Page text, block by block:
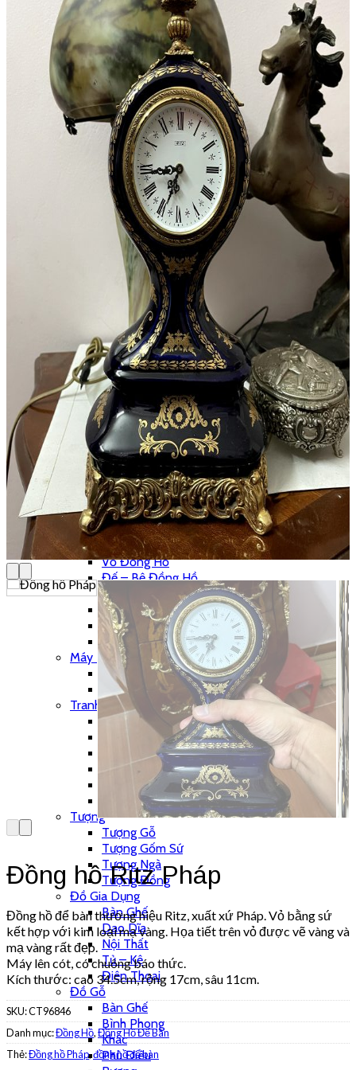
Âu – Bát
Bộ Ấm Chén
Bộ Ly Pha Lê
Lọ Hoa
Đèn Pha Lê
Đèn
Đèn Tiffani
Đèn 3 Dây
Đèn Bàn
Đèn Cây
Đèn Chùm
Đèn Dầu
Đèn Tường
Đèn Tượng
Chân Đèn
Lam Đèn Dầu
Ấm Chén – Âu Đồng
Bàn Kệ Đồng
Bình Lọ Đồng
Chân Nến
Hộp Trang Sức
Phù Điêu
Thánh Giá
Tượng Đồng
Đồ Đồng Khác
Đôn Đồng
Bộ Chân Nến
Chân Nến Đồng
Đồng Hồ
Bộ 3 Món
Bộ Đếm Piano
Chưa Phân Loại
Phong Vũ Biểu
Phù Điêu
Vỏ Đồng Hồ
Đế – Bệ Đồng Hồ
Đồng Hồ Cây – Tủ
Đồng Hồ Treo Tường
Đồng Hồ Tượng
Đồng Hồ Để Bàn
Máy Hát
Hộp Nhạc
Polyphone
Tranh – Ảnh
Khung Tranh
Tranh Gỗ
Tranh Sơn Dầu
Tranh Sứ
Tranh Đồng
Tượng
Tượng Gỗ
Tượng Gốm Sứ
Tượng Ngà
Tượng Đồng
Đồ Gia Dụng
Bàn Ghế
Dao Dĩa
Nội Thất
Tủ – Kệ
Điện Thoại
Đồ Gỗ
Bàn Ghế
Bình Phong
Khác
Phù Điêu
Đồng hồ Ritz Pháp
Đồng hồ để bàn thương hiệu Ritz, xuất xứ Pháp. Vỏ bằng sứ
kết hợp với kim loại mạ vàng. Họa tiết trên vỏ được vẽ vàng và
mạ vàng rất đẹp.
Máy lên cót, có chuông báo thức.
Kích thước: cao 34.5cm, rộng 17cm, sâu 11cm.
SKU:CT96846
Danh mục:Đồng Hồ,Đồng Hồ Để Bàn
Thẻ:Đồng hồ Pháp,đồng hồ để bàn